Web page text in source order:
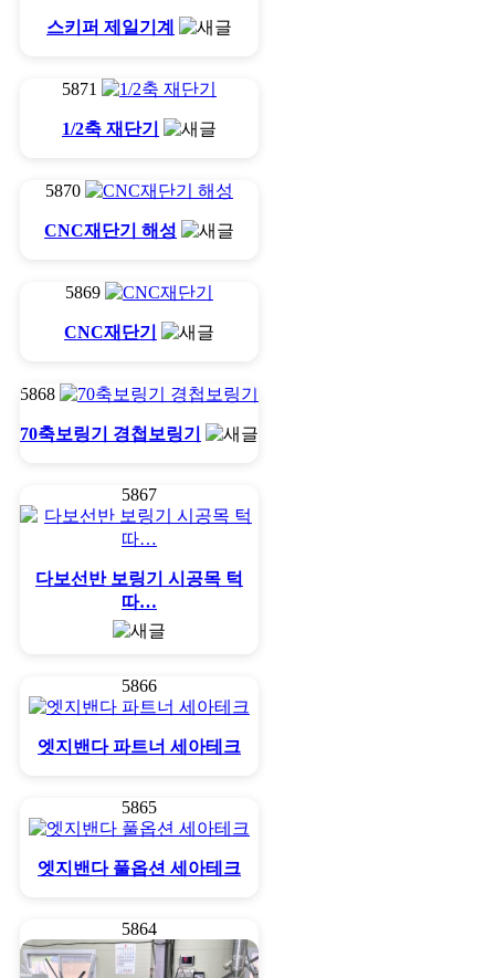
스키퍼 제일기계
5871
1/2축 재단기
5870
CNC재단기 해성
5869
CNC재단기
5868
70축보링기 경첩보링기
5867
다보선반 보링기 시공목 턱
따…
5866
엣지밴다 파트너 세아테크
5865
엣지밴다 풀옵션 세아테크
5864